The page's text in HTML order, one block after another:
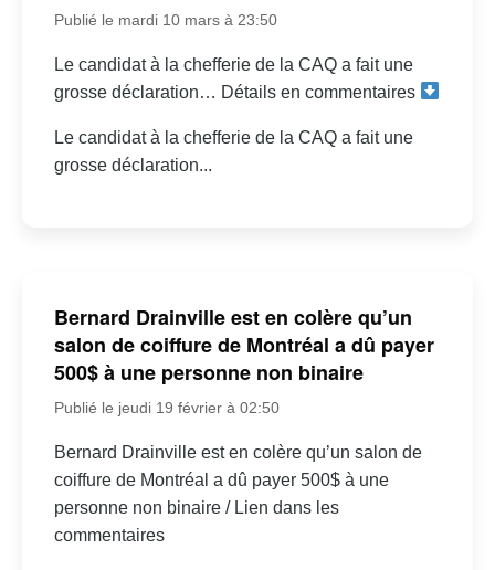
Publié le mardi 10 mars à 23:50
Le candidat à la chefferie de la CAQ a fait une
grosse déclaration… Détails en commentaires
Le candidat à la chefferie de la CAQ a fait une
grosse déclaration...
Bernard Drainville est en colère qu’un
salon de coiffure de Montréal a dû payer
500$ à une personne non binaire
Publié le jeudi 19 février à 02:50
Bernard Drainville est en colère qu’un salon de
coiffure de Montréal a dû payer 500$ à une
personne non binaire / Lien dans les
commentaires